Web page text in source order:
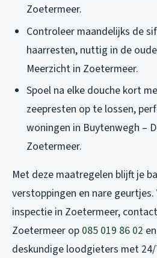
Zoetermeer.
Controleer maandelijks de
haarresten, nuttig in de
Meerzicht in Zoetermeer.
Spoel na elke douche kort
zeepresten op te lossen,
woningen in Buytenwegh –
Zoetermeer.
Met deze maatregelen blijft je
verstoppingen en nare
inspectie in Zoetermeer,
Zoetermeer op 085 019 86 02
deskundige loodgieters met